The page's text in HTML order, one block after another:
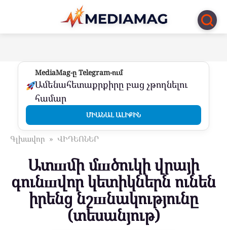
Перейти
контенту
MediaMag-ը Telegram-ում
Ամենահետաքրքիրը բաց չթողնելու
համար
ՄԻԱՆԱԼ ԱԼԻՔԻՆ
Գլխավոր » ՎԻԴԵՈՆԵՐ
Ատшմի մшծուկի վրայի
գունшվոր կետիկներն ունեն
իրենց նշшնակությունը
(տեսանյութ)